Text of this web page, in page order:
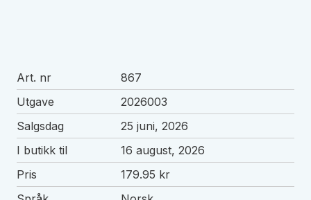
Art. nr
867
Utgave
2026003
Salgsdag
25 juni, 2026
I butikk til
16 august, 2026
Pris
179.95 kr